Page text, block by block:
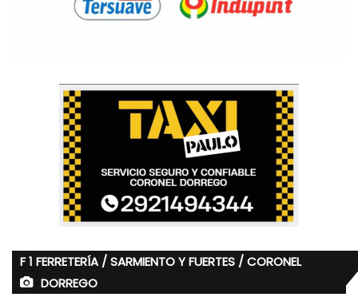
F 1 FERRETERÍA / SARMIENTO Y FUERTES / CORONEL
DORREGO